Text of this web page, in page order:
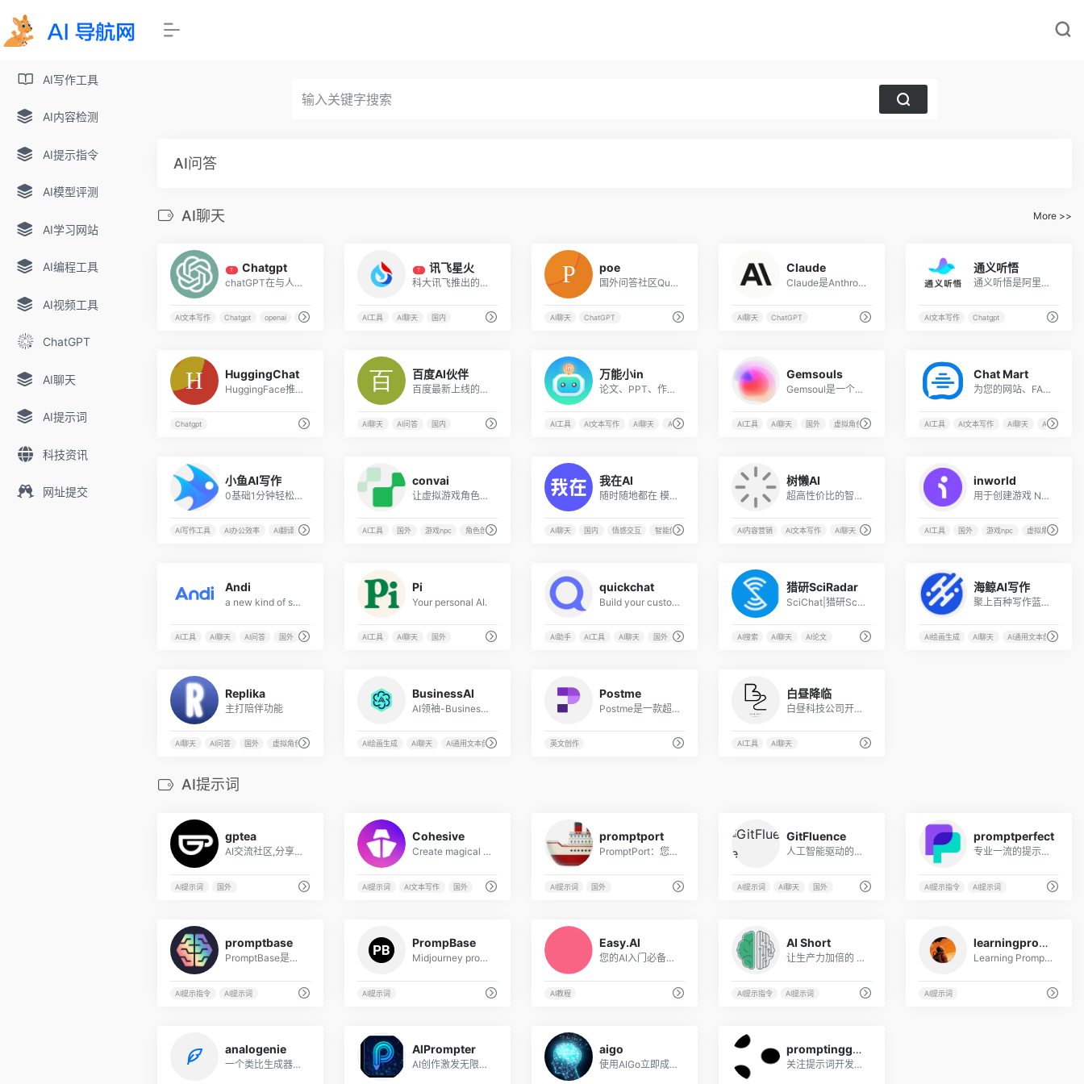
AI写作工具
AI内容检测
AI提示指令
AI模型评测
AI学习网站
AI编程工具
AI视频工具
ChatGPT
AI聊天
AI提示词
科技资讯
网址提交
AI问答
AI聊天 More >>
T Chatgpt
chatGPT在与人们的对话中可以理解较为复杂的语句内容，比如有多层语法嵌套的句子。同时，ChatGPT拥有一定联系上下文理解语境的能力，可以针对一个问题不断深入交流。
AI文本写作 Chatgpt openai 人工智能对话系统
T 讯飞星火
科大讯飞推出的类ChatGPT的讯飞星火认知大模型
AI工具 AI聊天 国内
poe
国外问答社区Quora推出的AI问答机器人工具，集成了ChatGPT/GPT-4、Claude+及其多个竞品l
AI聊天 ChatGPT
Claude
Claude是Anthropic推出的类ChatGPT大语言模型，也是一个AI人工智能助理，可以帮助各种行业的用户处理工作，如客户服务、法律、教练、搜索和销售。Claude可以通过聊天界面和API进行...
AI聊天 ChatGPT
通义听悟
通义听悟是阿里云通义家族新成员，是一款聚焦于音视频内容的工作学习AI助手。内置了通义千问大模型的理解与摘要能力，结合阿里云在音频AI领域深厚的积累，可帮助用户高效地完成对...
AI文本写作 Chatgpt
HuggingChat
HuggingFace推出的在线聊天机器人，基于Open Assistant模型
Chatgpt
百度AI伙伴
百度最新上线的AI搜索对话工具，小范围公测
AI聊天 AI问答 国内
万能小in
论文、PPT、作业报告,只需要一键,万能小in就能帮你完成~还有更多Al助手等你解锁!
AI工具 AI文本写作 AI聊天 AI论文
Gemsouls
Gemsoul是一个AI驱动的平台，旨在将虚拟人形角色带到现实
AI工具 AI聊天 国外 虚拟角色
Chat Mart
为您的网站、FAQs和文档定制 AI 聊天机器人
AI工具 AI文本写作 AI聊天 AI论文
小鱼AI写作
0基础1分钟轻松写作，获得源源不断的写作灵感，让思想充分表达!
AI写作工具 AI办公效率 AI翻译 AI聊天
convai
让虚拟游戏角色更智能的对话AI人工智能平台
AI工具 国外 游戏npc 角色创造
我在AI
随时随地都在 模拟真实的情感交互体验
AI聊天 国内 情感交互 智能体
树懒AI
超高性价比的智能AI工具
AI内容营销 AI文本写作 AI聊天 国内
inworld
用于创建游戏 NPC 的生成式人工智能平台
AI工具 国外 游戏npc 虚拟角色
Andi
a new kind of search engine using generative AI
AI工具 AI聊天 AI问答 国外
Pi
Your personal ΑΙ.
AI工具 AI聊天 国外
quickchat
Build your custom ‍AI Assistants, have control over their responses
AI助手 AI工具 AI聊天 国外
猎研SciRadar
SciChat|猎研SciRadar|一站式科技创新情报平台
AI搜索 AI聊天 AI论文
海鲸AI写作
聚上百种写作蓝本，激发创意之火，AI让工作效率飞跃升级
AI绘画生成 AI聊天 AI通用文本创作
Replika
主打陪伴功能
AI聊天 AI问答 国外 虚拟角色
BusinessAI
AI领袖-BusinessAI引领人工智能时代的革新者
AI绘画生成 AI聊天 AI通用文本创作
Postme
Postme是一款超级强大的AI写作工具,可以帮助您快速生成高质量、原创的英文营销文案,助您征服全球市场。
英文创作
白昼降临
白昼科技公司开发的产品，同时支持150种GPT工具模型和Midjourney绘图
AI工具 AI聊天
AI提示词
gptea
AI交流社区,分享大量ChatGPT提示词
AI提示词 国外
Cohesive
Create magical content with the most powerful AI editor
AI提示词 AI文本写作 国外
promptport
PromptPort：您的最佳提示词港湾！
AI提示词 国外
GitFluence
人工智能驱动的解决方案，帮助您快速找到正确的命令。
AI提示词 AI聊天 国外
promptperfect
专业一流的提示词工程开发工具
AI提示指令 AI提示词
promptbase
PromptBase是一个平台,为用户提供了一个市场,可以查找和销售可以与各种人工智能(AI)语言模型一起使用的提示词
AI提示指令 AI提示词
PrompBase
Midjourney prompt Generator
AI提示词
Easy.Al
您的AI入门必备网站 一站式免费AI学习文档、海量GPT/绘画Prompt描述词灵感、紧跟AI圈时事动态 ~
AI教程
AI Short
让生产力加倍的 AI 快捷指令
AI提示指令 AI提示词
learningprompt
Learning Prompt是一个ChatGPT学习导航
AI提示词
analogenie
一个类比生成器，根据你的输入生成一个完整的类比。
AlPrompter
AI创作激发无限灵感，是一个为AI绘图工具服务的提示词助手
aigo
使用AIGo立即成为岗位创造力高手!
promptingguide
关注提示词开发和优化,帮助用户将大语言模型(Large LanguageModel, LLM)用于各场景和研究领域